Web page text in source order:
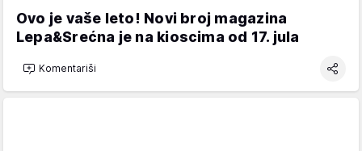
Ovo je vaše leto! Novi broj magazina
Lepa&Srećna je na kioscima od 17. jula
Komentariši